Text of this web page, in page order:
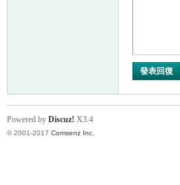
發表回復
Powered by Discuz! X3.4
© 2001-2017 Comsenz Inc.